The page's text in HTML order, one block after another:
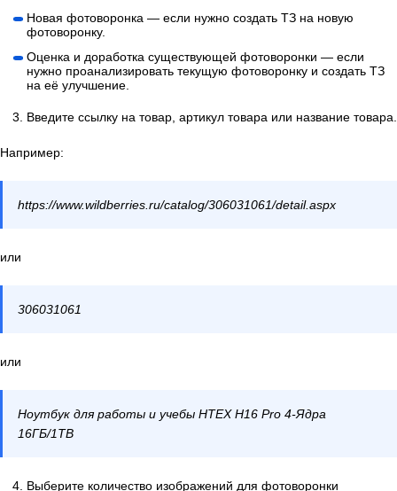
Новая фотоворонка — если нужно создать ТЗ на новую
фотоворонку.
Оценка и доработка существующей фотоворонки — если
нужно проанализировать текущую фотоворонку и создать ТЗ
на её улучшение.
Введите ссылку на товар, артикул товара или название товара.
Например:
https://www.wildberries.ru/catalog/306031061/detail.aspx
или
306031061
или
Ноутбук для работы и учебы HTEX H16 Pro 4-Ядра
16ГБ/1ТВ
Выберите количество изображений для фотоворонки